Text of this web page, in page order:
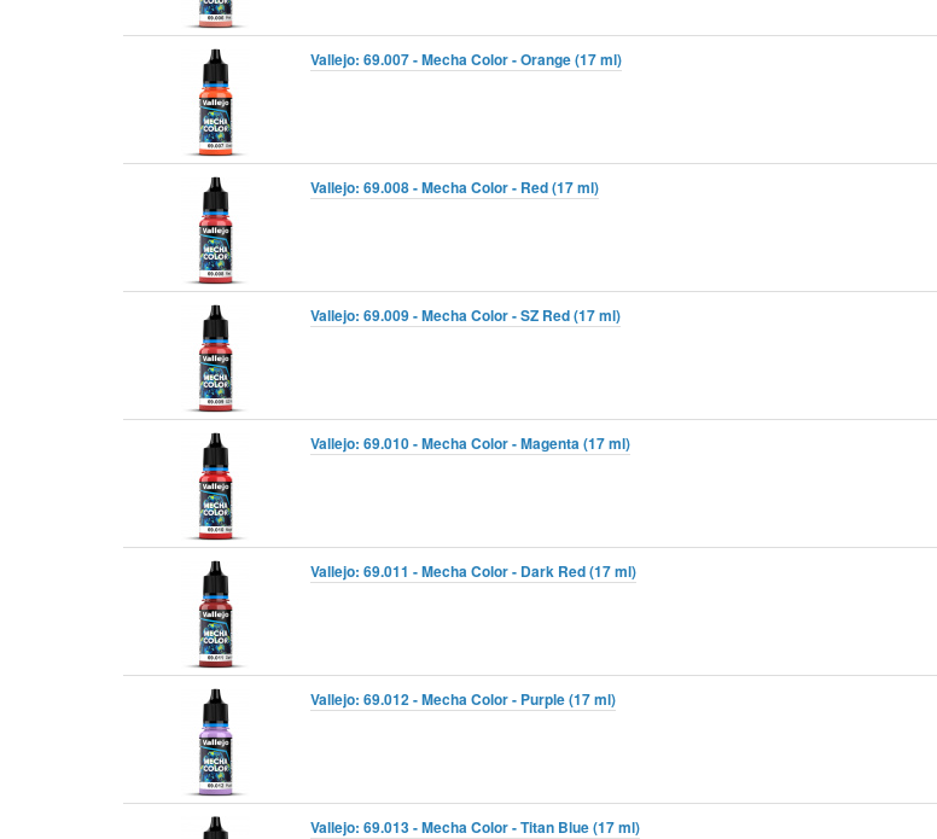
Vallejo: 69.007 - Mecha Color - Orange (17 ml)
Vallejo: 69.008 - Mecha Color - Red (17 ml)
Vallejo: 69.009 - Mecha Color - SZ Red (17 ml)
Vallejo: 69.010 - Mecha Color - Magenta (17 ml)
Vallejo: 69.011 - Mecha Color - Dark Red (17 ml)
Vallejo: 69.012 - Mecha Color - Purple (17 ml)
Vallejo: 69.013 - Mecha Color - Titan Blue (17 ml)